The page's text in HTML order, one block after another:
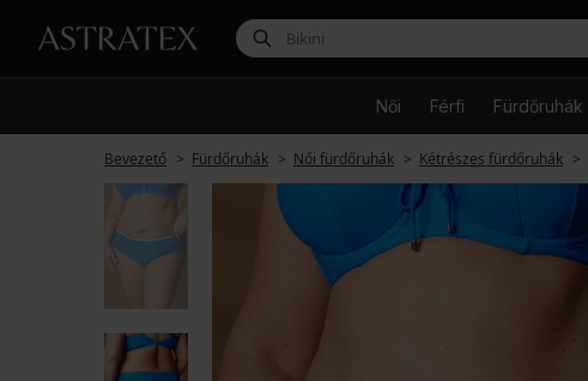
Női Férfi Fürdőruhák
Bevezető Fürdőruhák Női fürdőruhák Kétrészes fürdőruhák